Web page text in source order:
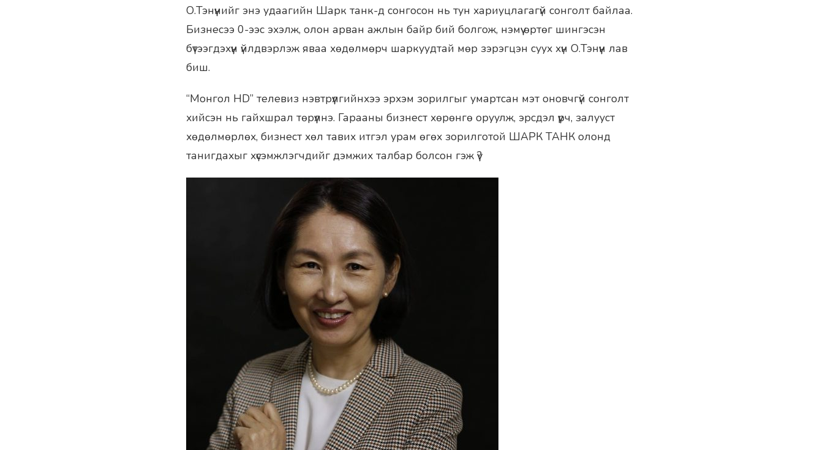
О.Тэнүүнийг энэ удаагийн Шарк танк-д сонгосон нь тун хариуцлагагүй сонголт байлаа.
Бизнесээ 0-ээс эхэлж, олон арван ажлын байр бий болгож, нэмүү өртөг шингэсэн
бүтээгдэхүүн үйлдвэрлэж яваа хөдөлмөрч шаркуудтай мөр зэрэгцэн суух хүн О.Тэнүүн лав
биш.
“Монгол HD” телевиз нэвтрүүлгийнхээ эрхэм зорилгыг умартсан мэт оновчгүй сонголт
хийсэн нь гайхшрал төрүүлнэ. Гарааны бизнест хөрөнгө оруулж, эрсдэл үүрч, залууст
хөдөлмөрлөх, бизнест хөл тавих итгэл урам өгөх зорилготой ШАРК ТАНК олонд
танигдахыг хүсэмжлэгчдийг дэмжих талбар болсон гэж үү?